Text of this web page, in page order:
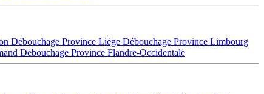
Débouchage Province Liège Débouchage Province Limbourg
Débouchage Province Flandre-Occidentale